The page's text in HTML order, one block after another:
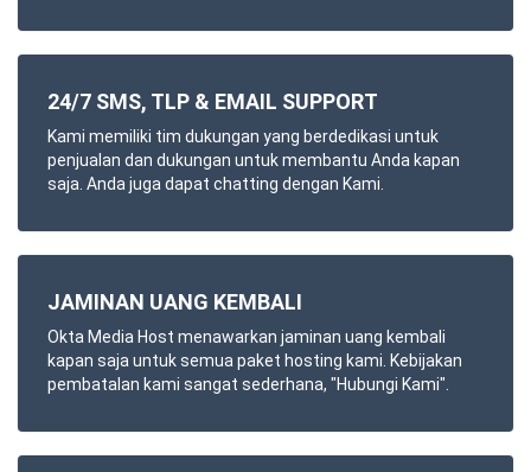
24/7 SMS, TLP & EMAIL SUPPORT
Kami memiliki tim dukungan yang berdedikasi untuk
penjualan dan dukungan untuk membantu Anda kapan
saja. Anda juga dapat chatting dengan Kami.
JAMINAN UANG KEMBALI
Okta Media Host menawarkan jaminan uang kembali
kapan saja untuk semua paket hosting kami. Kebijakan
pembatalan kami sangat sederhana, "Hubungi Kami".